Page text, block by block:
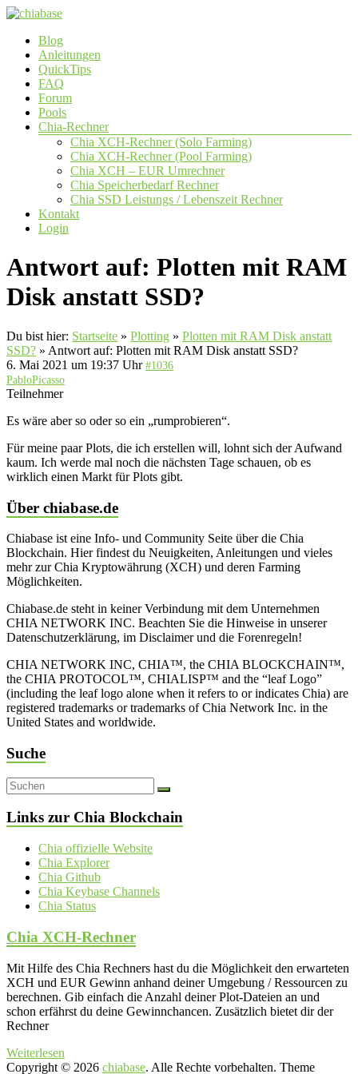
Zum
springen
chiabase
CHIA
Info-
Community
Seite
Menü
Blog
Anleitungen
QuickTips
FAQ
Forum
Pools
Chia-Rechner
Chia XCH-Rechner (Solo Farming)
Chia XCH-Rechner (Pool Farming)
Chia XCH – EUR Umrechner
Chia Speicherbedarf Rechner
Chia SSD Leistungs / Lebenszeit Rechner
Kontakt
Login
Antwort auf: Plotten mit RAM
Disk anstatt SSD?
Du bist hier: Startseite » Plotting » Plotten mit RAM Disk anstatt
SSD? » Antwort auf: Plotten mit RAM Disk anstatt SSD?
6. Mai 2021 um 19:37 Uhr #1036
PabloPicasso
Teilnehmer
Es wäre aber so oder so ein „rumprobieren“.
Für meine paar Plots, die ich erstellen will, lohnt sich der Aufwand
kaum. Ich werde mal noch die nächsten Tage schauen, ob es
wirklich einen Markt für Plots gibt.
Über chiabase.de
Chiabase ist eine Info- und Community Seite über die Chia
Blockchain. Hier findest du Neuigkeiten, Anleitungen und vieles
mehr zur Chia Kryptowährung (XCH) und deren Farming
Möglichkeiten.
Chiabase.de steht in keiner Verbindung mit dem Unternehmen
CHIA NETWORK INC. Beachten Sie die Hinweise in unserer
Datenschutzerklärung, im Disclaimer und die Forenregeln!
CHIA NETWORK INC, CHIA™, the CHIA BLOCKCHAIN™,
the CHIA PROTOCOL™, CHIALISP™ and the “leaf Logo”
(including the leaf logo alone when it refers to or indicates Chia) are
registered trademarks or trademarks of Chia Network Inc. in the
United States and worldwide.
Suche
Links zur Chia Blockchain
Chia offizielle Website
Chia Explorer
Chia Github
Chia Keybase Channels
Chia Status
Chia XCH-Rechner
Mit Hilfe des Chia Rechners hast du die Möglichkeit den erwarteten
XCH und EUR Gewinn anhand deiner Umgebung / Ressourcen zu
berechnen. Gib einfach die Anzahl deiner Plot-Dateien an und
schon erfährst du deine Gewinnchancen. Zusätzlich bietet dir der
Rechner
Weiterlesen
Copyright © 2026 chiabase. Alle Rechte vorbehalten. Theme